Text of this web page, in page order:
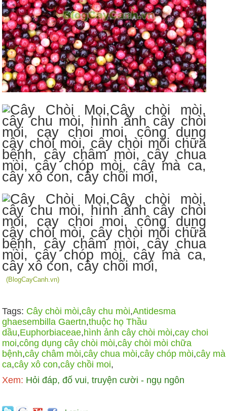
(BlogCayCanh.vn)
Tags: Cây chòi mòi,cây chu mòi,Antidesma
ghaesembilla Gaertn,thuộc họ Thầu
dầu,Euphorbiaceae,hình ảnh cây chòi mòi,cay choi
moi,công dụng cây chòi mòi,cây chòi mòi chữa
bệnh,cây châm mòi,cây chua mòi,cây chóp mòi,cây mà
ca,cây xô con,cây chồi moi,
Xem: Hỏi đáp, đố vui, truyện cười - ngụ ngôn